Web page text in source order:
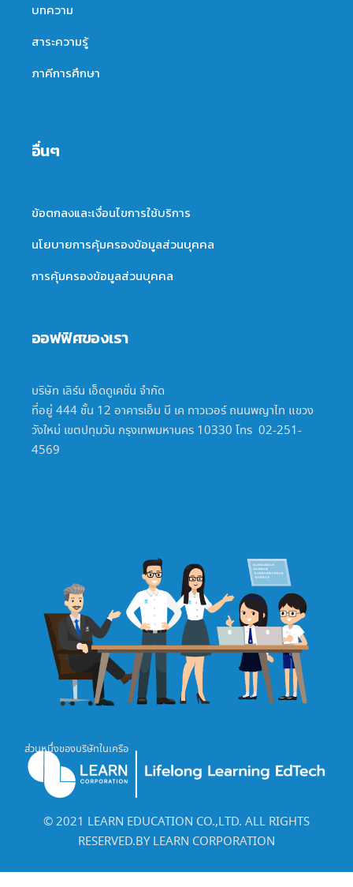
บทความ
สาระความรู้
ภาคีการศึกษา
อื่นๆ
ข้อตกลงและเงื่อนไขการใช้บริการ
นโยบายการคุ้มครองข้อมูลส่วนบุคคล
การคุ้มครองข้อมูลส่วนบุคคล
ออฟฟิศของเรา
บริษัท เลิร์น เอ็ดดูเคชั่น จำกัด
ที่อยู่ 444 ชั้น 12 อาคารเอ็ม บี เค ทาวเวอร์ ถนนพญาไท แขวง
วังใหม่ เขตปทุมวัน กรุงเทพมหานคร 10330 โทร 02-251-
4569
ส่วนหนึ่งของบริษัทในเครือ
©️ 2021 LEARN EDUCATION CO.,LTD. ALL RIGHTS
RESERVED.BY LEARN CORPORATION